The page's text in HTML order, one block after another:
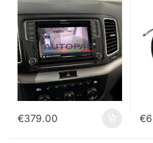
€379.00 €